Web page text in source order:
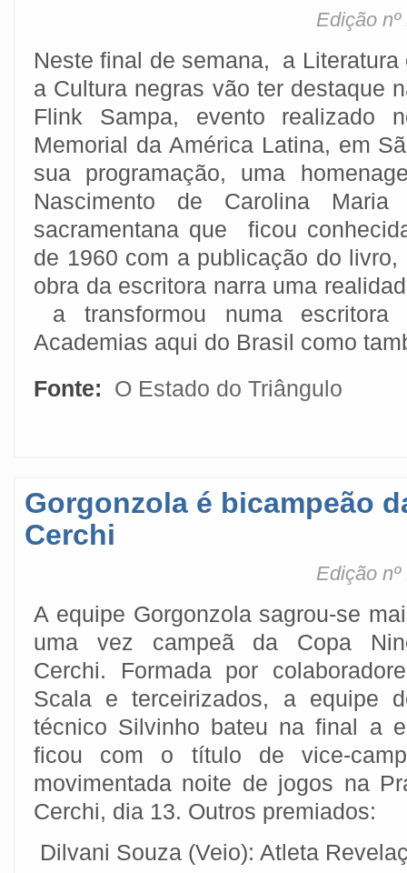
Edição
Neste final de semana, a Literatura
a Cultura negras vão ter destaque
Flink Sampa, evento realizado
Memorial da América Latina, em
sua programação, uma
Nascimento de Carolina
sacramentana que ficou
de 1960 com a publicação do
obra da escritora narra uma
a transformou numa escritora
Academias aqui do Brasil como
Fonte:
O Estado do Triângulo
Gorgonzola é bicampeão
Cerchi
Edição
A equipe Gorgonzola sagrou-se
uma vez campeã da Copa
Cerchi. Formada por
Scala e terceirizados, a equipe
técnico Silvinho bateu na final a
ficou com o título de vice-
movimentada noite de jogos na
Cerchi, dia 13. Outros premiados:
Dilvani Souza (Veio): Atleta